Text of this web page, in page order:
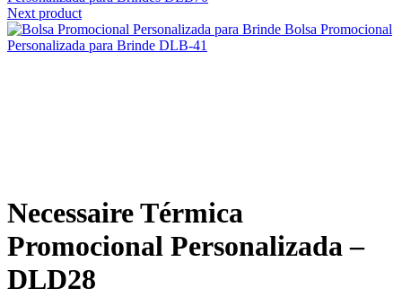
Next product
Bolsa Promocional
Personalizada para Brinde DLB-41
Necessaire Térmica
Promocional Personalizada –
DLD28